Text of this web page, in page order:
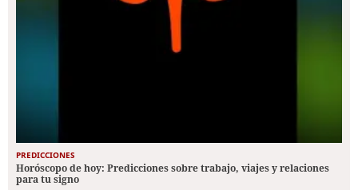
PREDICCIONES
Horóscopo de hoy: Predicciones sobre trabajo, viajes y relaciones
para tu signo